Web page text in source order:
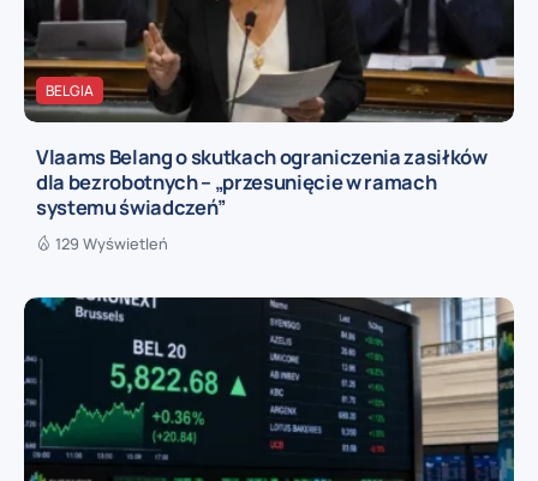
BELGIA
Vlaams Belang o skutkach ograniczenia zasiłków
dla bezrobotnych – „przesunięcie w ramach
systemu świadczeń”
129 Wyświetleń